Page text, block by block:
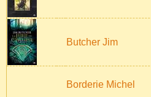
Butcher Jim
Borderie Michel